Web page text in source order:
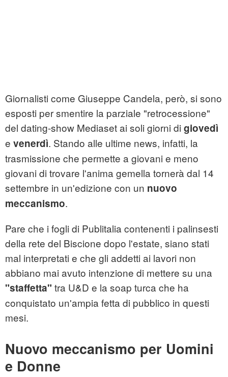
Giornalisti come Giuseppe Candela, però, si sono
esposti per smentire la parziale "retrocessione"
del dating-show Mediaset ai soli giorni di giovedì
e venerdì. Stando alle ultime news, infatti, la
trasmissione che permette a giovani e meno
giovani di trovare l'anima gemella tornerà dal 14
settembre in un'edizione con un nuovo
meccanismo.
Pare che i fogli di Publitalia contenenti i palinsesti
della rete del Biscione dopo l'estate, siano stati
mal interpretati e che gli addetti ai lavori non
abbiano mai avuto intenzione di mettere su una
"staffetta" tra U&D e la soap turca che ha
conquistato un'ampia fetta di pubblico in questi
mesi.
Nuovo meccanismo per Uomini
e Donne